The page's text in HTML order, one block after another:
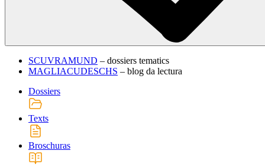
SCUVRAMUND – dossiers tematics
MAGLIACUDESCHS – blog da lectura
Dossiers
Texts
Broschuras